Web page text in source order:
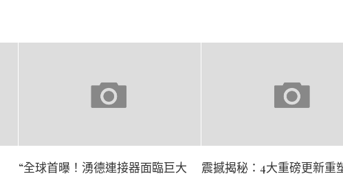
“全球首曝！湧德連接器面臨巨大
震撼揭秘：4大重磅更新重